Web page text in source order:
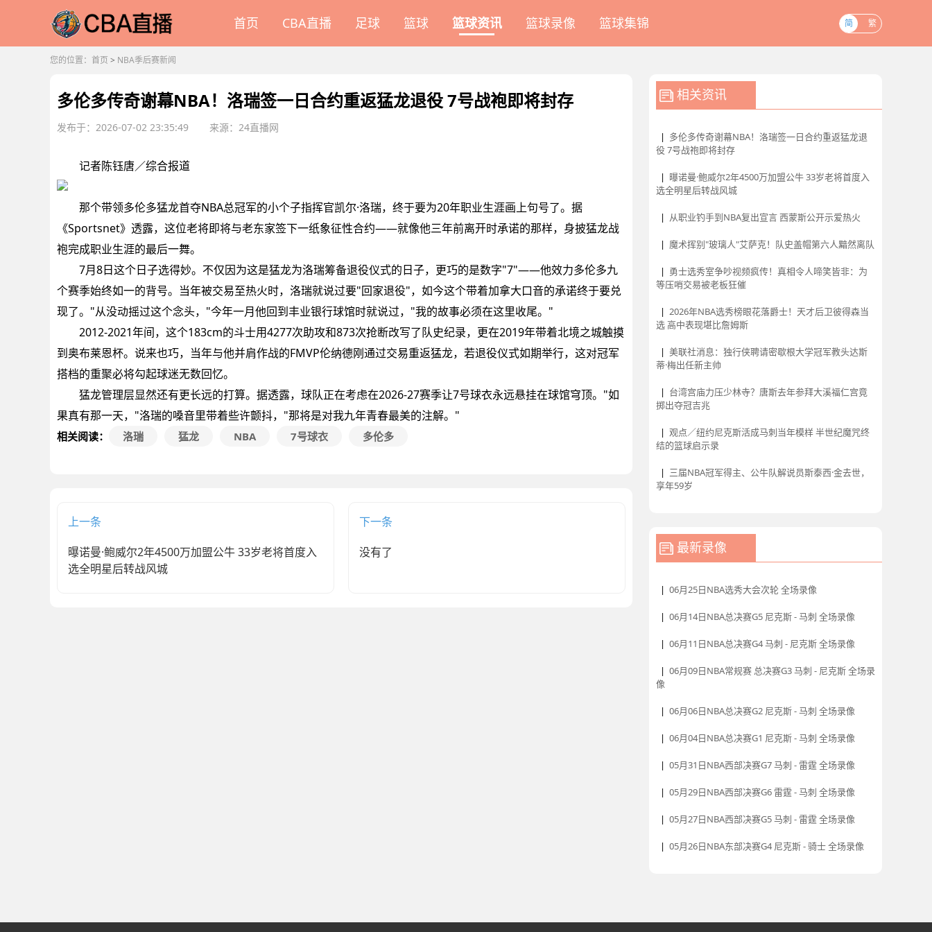
首页 CBA直播 足球 篮球 篮球资讯 篮球录像 篮球集锦 简 繁
您的位置： 首页 > NBA季后赛新闻
多伦多传奇谢幕NBA！洛瑞签一日合约重返猛龙退役 7号战袍即将封存
发布于：2026-07-02 23:35:49 来源：24直播网
记者陈钰唐／综合报道
那个带领多伦多猛龙首夺NBA总冠军的小个子指挥官凯尔·洛瑞，终于要为20年职业生涯画上句号了。据
《Sportsnet》透露，这位老将即将与老东家签下一纸象征性合约——就像他三年前离开时承诺的那样，身披猛龙战
袍完成职业生涯的最后一舞。
7月8日这个日子选得妙。不仅因为这是猛龙为洛瑞筹备退役仪式的日子，更巧的是数字"7"——他效力多伦多九
个赛季始终如一的背号。当年被交易至热火时，洛瑞就说过要"回家退役"，如今这个带着加拿大口音的承诺终于要兑
现了。"从没动摇过这个念头，"今年一月他回到丰业银行球馆时就说过，"我的故事必须在这里收尾。"
2012-2021年间，这个183cm的斗士用4277次助攻和873次抢断改写了队史纪录，更在2019年带着北境之城触摸
到奥布莱恩杯。说来也巧，当年与他并肩作战的FMVP伦纳德刚通过交易重返猛龙，若退役仪式如期举行，这对冠军
搭档的重聚必将勾起球迷无数回忆。
猛龙管理层显然还有更长远的打算。据透露，球队正在考虑在2026-27赛季让7号球衣永远悬挂在球馆穹顶。"如
果真有那一天，"洛瑞的嗓音里带着些许颤抖，"那将是对我九年青春最美的注解。"
相关阅读： 洛瑞 猛龙 NBA 7号球衣 多伦多
上一条
曝诺曼·鲍威尔2年4500万加盟公牛 33岁老将首度入
选全明星后转战风城
下一条
没有了
相关资讯
| 多伦多传奇谢幕NBA！洛瑞签一日合约重返猛龙退
役 7号战袍即将封存
| 曝诺曼·鲍威尔2年4500万加盟公牛 33岁老将首度入
选全明星后转战风城
| 从职业钓手到NBA复出宣言 西蒙斯公开示爱热火
| 魔术挥别"玻璃人"艾萨克！队史盖帽第六人黯然离队
| 勇士选秀室争吵视频疯传！真相令人啼笑皆非：为
等压哨交易被老板狂催
| 2026年NBA选秀榜眼花落爵士！天才后卫彼得森当
选 高中表现堪比詹姆斯
| 美联社消息：独行侠聘请密歇根大学冠军教头达斯
蒂·梅出任新主帅
| 台湾宫庙力压少林寺？唐斯去年参拜大溪福仁宫竟
掷出夺冠吉兆
| 观点／纽约尼克斯活成马刺当年模样 半世纪魔咒终
结的篮球启示录
| 三届NBA冠军得主、公牛队解说员斯泰西·金去世，
享年59岁
最新录像
| 06月25日NBA选秀大会次轮 全场录像
| 06月14日NBA总决赛G5 尼克斯 - 马刺 全场录像
| 06月11日NBA总决赛G4 马刺 - 尼克斯 全场录像
| 06月09日NBA常规赛 总决赛G3 马刺 - 尼克斯 全场录
像
| 06月06日NBA总决赛G2 尼克斯 - 马刺 全场录像
| 06月04日NBA总决赛G1 尼克斯 - 马刺 全场录像
| 05月31日NBA西部决赛G7 马刺 - 雷霆 全场录像
| 05月29日NBA西部决赛G6 雷霆 - 马刺 全场录像
| 05月27日NBA西部决赛G5 马刺 - 雷霆 全场录像
| 05月26日NBA东部决赛G4 尼克斯 - 骑士 全场录像